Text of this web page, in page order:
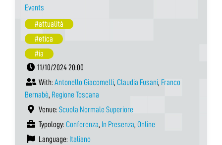
Events
#attualità
#etica
#ia
11/10/2024 20:00
With: Antonello Giacomelli, Claudia Fusani, Franco
Bernabè, Regione Toscana
Venue: Scuola Normale Superiore
Typology: Conferenza, In Presenza, Online
Language: Italiano